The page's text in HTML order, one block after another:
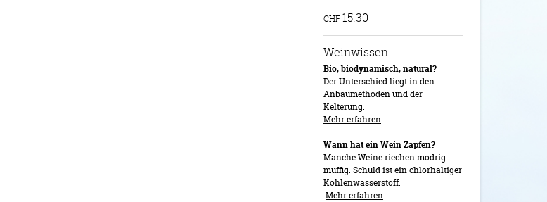
CHF15.30
Weinwissen
Bio, biodynamisch, natural?
Der Unterschied liegt in den
Anbaumethoden und der
Kelterung.
Mehr erfahren
Wann hat ein Wein Zapfen?
Manche Weine riechen modrig-
muffig. Schuld ist ein chlorhaltiger
Kohlenwasserstoff.
Mehr erfahren